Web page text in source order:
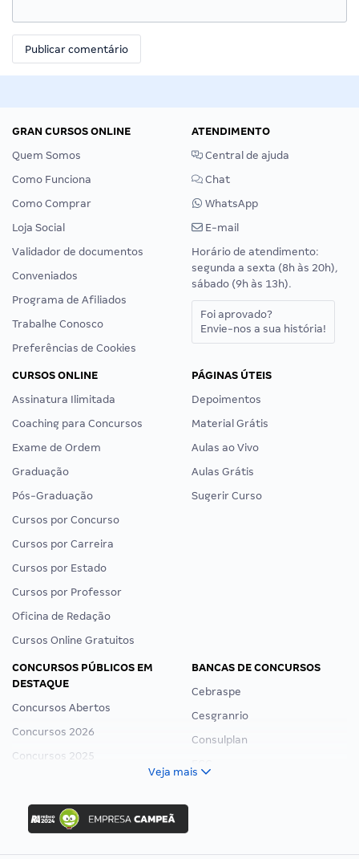
GRAN CURSOS ONLINE
Quem Somos
Como Funciona
Como Comprar
Loja Social
Validador de documentos
Conveniados
Programa de Afiliados
Trabalhe Conosco
Preferências de Cookies
ATENDIMENTO
Central de ajuda
Chat
WhatsApp
E-mail
Horário de atendimento:
segunda a sexta (8h às 20h),
sábado (9h às 13h).
Foi aprovado?
Envie-nos a sua história!
CURSOS ONLINE
Assinatura Ilimitada
Coaching para Concursos
Exame de Ordem
Graduação
Pós-Graduação
Cursos por Concurso
Cursos por Carreira
Cursos por Estado
Cursos por Professor
Oficina de Redação
Cursos Online Gratuitos
PÁGINAS ÚTEIS
Depoimentos
Material Grátis
Aulas ao Vivo
Aulas Grátis
Sugerir Curso
CONCURSOS PÚBLICOS EM
DESTAQUE
Concursos Abertos
Concursos 2026
Concursos 2025
Concurso Ibama
Concurso MPU
Editais publicados
BANCAS DE CONCURSOS
Cebraspe
Cesgranrio
Consulplan
Veja mais